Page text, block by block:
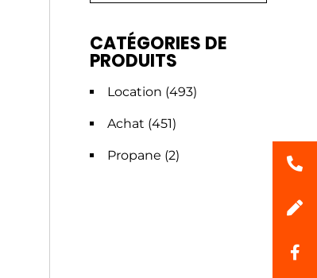
CATÉGORIES DE
PRODUITS
Location (493)
Achat (451)
Propane (2)